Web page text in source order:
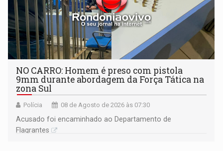
NO CARRO: Homem é preso com pistola
9mm durante abordagem da Força Tática na
zona Sul
Polícia 08 de Agosto de 2026 às 07:30
Acusado foi encaminhado ao Departamento de
Flagrantes